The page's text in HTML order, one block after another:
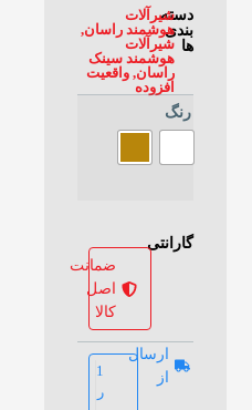
دسته
بندی
ها
شیرآلات
هوشمند راسان,
شیرآلات
هوشمند سینک
راسان,واقعیت
افزوده
رنگ
گارانتی
ضمانت
اصل
کالا
ارسال
از
1
ر